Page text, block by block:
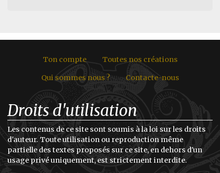
Ton compte Toutes nos créations
Qui sommes nous ? Contacte-nous
Droits d'utilisation
Les contenus de ce site sont soumis à la loi sur les droits
d'auteur. Toute utilisation ou reproduction même
partielle des textes proposés sur ce site, en dehors d'un
usage privé uniquement, est strictement interdite.